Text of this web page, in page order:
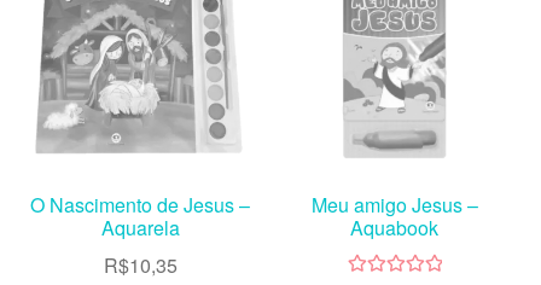
O Nascimento de Jesus –
Aquarela
R$10,35
Meu amigo Jesus –
Aquabook